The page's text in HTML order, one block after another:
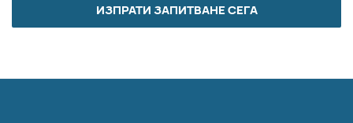
ИЗПРАТИ ЗАПИТВАНЕ СЕГА